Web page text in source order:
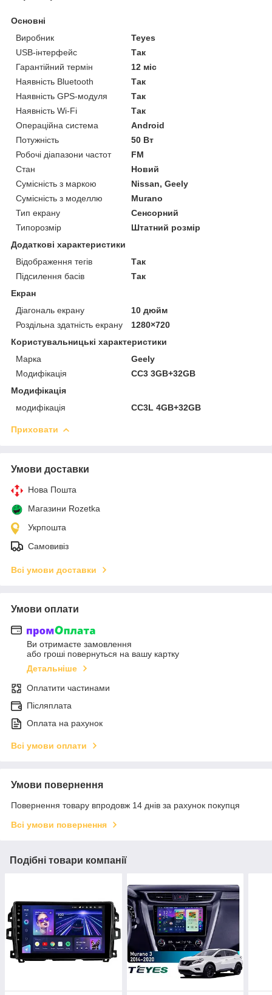
Основні
Виробник
Teyes
USB-інтерфейс
Так
Гарантійний термін
12 міс
Наявність Bluetooth
Так
Наявність GPS-модуля
Так
Наявність Wi-Fi
Так
Операційна система
Android
Потужність
50 Вт
Робочі діапазони частот
FM
Стан
Новий
Сумісність з маркою
Nissan, Geely
Сумісність з моделлю
Murano
Тип екрану
Сенсорний
Типорозмір
Штатний розмір
Додаткові характеристики
Відображення тегів
Так
Підсилення басів
Так
Екран
Діагональ екрану
10 дюйм
Роздільна здатність екрану
1280×720
Користувальницькі характеристики
Марка
Geely
Модифікація
CC3 3GB+32GB
Модифікація
модифікація
CC3L 4GB+32GB
Приховати
Умови доставки
Нова Пошта
Магазини Rozetka
Укрпошта
Самовивіз
Всі умови доставки
Умови оплати
Ви отримаєте замовлення
або гроші повернуться на вашу картку
Детальніше
Оплатити частинами
Післяплата
Оплата на рахунок
Всі умови оплати
Умови повернення
Повернення товару впродовж 14 днів за рахунок покупця
Всі умови повернення
Подібні товари компанії